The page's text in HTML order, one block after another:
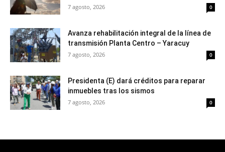
7 agosto, 2026 0
Avanza rehabilitación integral de la línea de
transmisión Planta Centro – Yaracuy
7 agosto, 2026 0
Presidenta (E) dará créditos para reparar
inmuebles tras los sismos
7 agosto, 2026 0